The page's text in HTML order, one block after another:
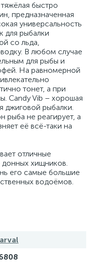
быстро
предназначенная
универсальность
для рыбалки
со льда,
В любом случае
для рыбы и
На равномерной
тонет, а при
Candy Vib – хорошая
джиговой рыбалки.
рыба не реагирует, а
её всё-таки на
отличные
донных хищников.
его самые большие
водоёмов.